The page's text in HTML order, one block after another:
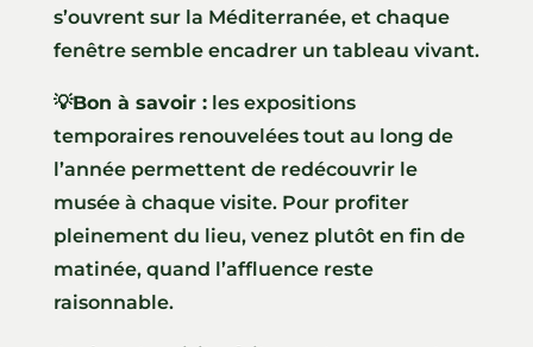
s’ouvrent sur la Méditerranée, et chaque
fenêtre semble encadrer un tableau vivant.
💡Bon à savoir :les expositions
temporaires renouvelées tout au long de
l’année permettent de redécouvrir le
musée à chaque visite. Pour profiter
pleinement du lieu, venez plutôt en fin de
matinée, quand l’affluence reste
raisonnable.